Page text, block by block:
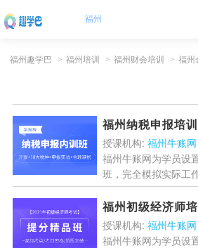
福州
福州趣学巴 > 福州培训 > 福州财会培训 > 福州
福州纳税申报培训
授课机构: 福州牛账网
福州牛账网为学员设
班，完全模拟实际工
案例+老师讲解，对
给予专题讲解，深入
定期更新，学员亲自
福州初级经济师
授课机构: 福州牛账网
福州牛账网为学员设